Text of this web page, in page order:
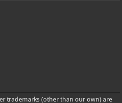
trademarks (other than our own) are